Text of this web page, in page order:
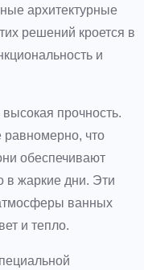
архитектурные
решений кроется в
и
прочность.
равномерно, что
обеспечивают
в жаркие дни. Эти
ванных
и тепло.